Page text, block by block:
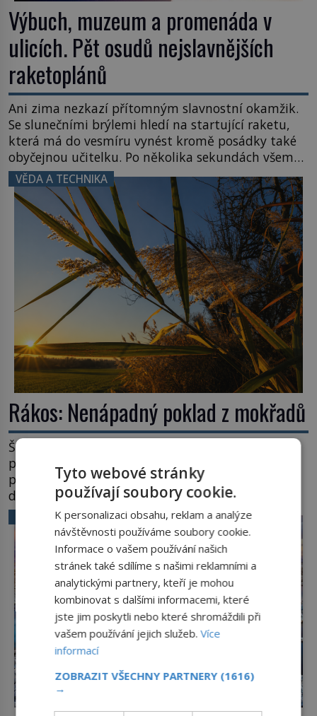
Výbuch, muzeum a promenáda v
ulicích. Pět osudů nejslavnějších
raketoplánů
Ani zima nezkazí přítomným slavnostní okamžik.
Se slunečními brýlemi hledí na startující raketu,
která má do vesmíru vynést kromě posádky také
obyčejnou učitelku. Po několika sekundách všem
ztuhnou úsměvy, stroj totiž exploduje. Jejich
konstrukce není z levného kraje, daňové
poplatníky stojí miliardy dolarů. Na druhou stranu
zvládnou jen představitelné věci. Na malé kousky
Název: Columbia První […]
VĚDA A TECHNIKA
Rákos: Nenápadný poklad z mokřadů
Šumí ve větru na březích rybníků, ukrývá vodní
ptáky a mnozí kolem něj procházejí bez
povšimnutí. Přesto právě rákos pomáhal stavět
domy, vyrábět lodě, zapisovat první texty a
inspiroval řadu pověstí. Tato skromná, ale
užitečná rostlina provází člověka už tisíce let.
Většina lidí vnímá rákos jen jako obyčejnou kulisu
letního koupání. Stačí se však podívat […]
VĚDA A TECHNIKA
Tyto webové stránky
používají soubory cookie.
K personalizaci obsahu, reklam a analýze
návštěvnosti používáme soubory cookie.
Informace o vašem používání našich
stránek také sdílíme s našimi reklamními a
analytickými partnery, kteří je mohou
kombinovat s dalšími informacemi, které
jste jim poskytli nebo které shromáždili při
vašem používání jejich služeb.Více
informací
ZOBRAZIT VŠECHNY PARTNERY (1616)
→